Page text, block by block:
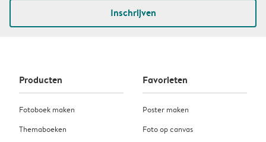
Inschrijven
Producten
Fotoboek maken
Themaboeken
Favorieten
Poster maken
Foto op canvas